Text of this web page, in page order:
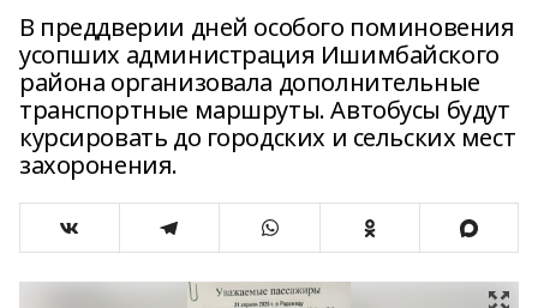
В преддверии дней особого поминовения
усопших администрация Ишимбайского
района организовала дополнительные
транспортные маршруты. Автобусы будут
курсировать до городских и сельских мест
захоронения.